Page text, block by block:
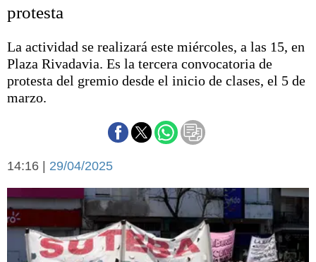
Liga del Sur
Fútbol
Cines
Economía y campo
Espacio empresas
Sociedad y tiempo
libre
Sociedad
Tecnología
Turismo
protesta
La actividad se realizará este miércoles, a las 15, en
Plaza Rivadavia. Es la tercera convocatoria de
protesta del gremio desde el inicio de clases, el 5 de
marzo.
14:16 | 29/04/2025